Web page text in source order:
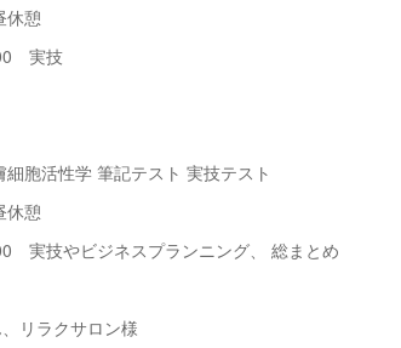
憩
実技
胞活性学 筆記テスト 実技テスト
憩
実技やビジネスプランニング、 総まとめ
リラクサロン様